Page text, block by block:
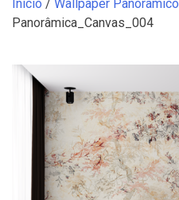
Início / Wallpaper Panorâmico
Panorâmica_Canvas_004